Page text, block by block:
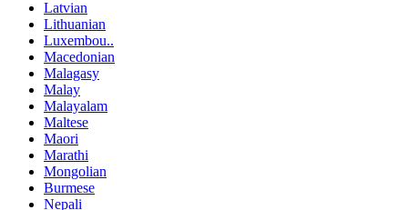
Latvian
Lithuanian
Luxembou..
Macedonian
Malagasy
Malay
Malayalam
Maltese
Maori
Marathi
Mongolian
Burmese
Nepali